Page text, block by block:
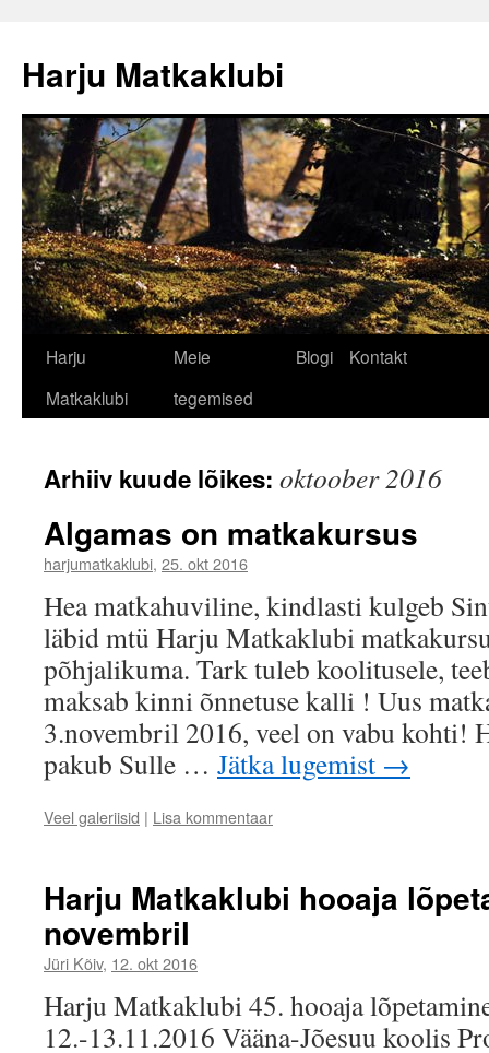
juurde
Harju Matkaklubi
Harju
Matkaklubi
Meie
tegemised
Blogi Kontakt
Arhiiv kuude lõikes: oktoober 2016
Algamas on matkakursus
harjumatkaklubi, 25. okt 2016
Hea matkahuviline, kindlasti kulgeb
läbid mtü Harju Matkaklubi
põhjalikuma. Tark tuleb koolitusele,
maksab kinni õnnetuse kalli ! Uus
3.novembril 2016, veel on vabu kohti!
pakub Sulle … Jätka lugemist →
Veel galeriisid | Lisa kommentaar
Harju Matkaklubi hooaja
novembril
Jüri Kõiv, 12. okt 2016
Harju Matkaklubi 45. hooaja
12.-13.11.2016 Vääna-Jõesuu koolis